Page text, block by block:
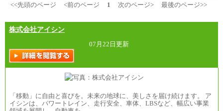
<<先頭のページ
<前のページ 1 次のページ> 最後のページ>>
株式会社アイシン
07月22日更新
「移動」に自由と喜びを。未来の地球に、美しさを届け続けます。 ア
イシンは、パワートレイン、走行安全、車体、LBSなど、幅広い事業